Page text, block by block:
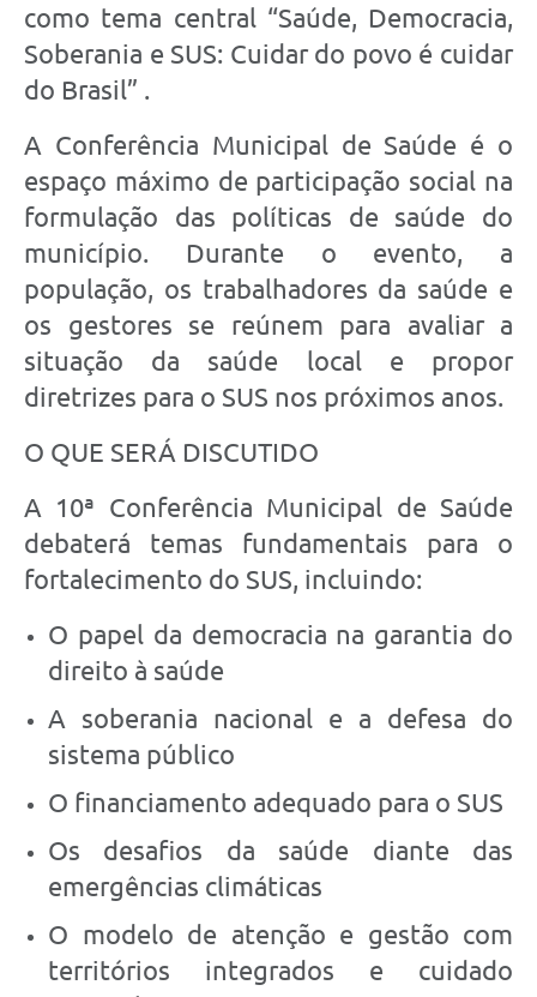
como tema central “Saúde, Democracia,
Soberania e SUS: Cuidar do povo é cuidar
do Brasil” .
A Conferência Municipal de Saúde é o
espaço máximo de participação social na
formulação das políticas de saúde do
município. Durante o evento, a
população, os trabalhadores da saúde e
os gestores se reúnem para avaliar a
situação da saúde local e propor
diretrizes para o SUS nos próximos anos.
O QUE SERÁ DISCUTIDO
A 10ª Conferência Municipal de Saúde
debaterá temas fundamentais para o
fortalecimento do SUS, incluindo:
O papel da democracia na garantia do
direito à saúde
A soberania nacional e a defesa do
sistema público
O financiamento adequado para o SUS
Os desafios da saúde diante das
emergências climáticas
O modelo de atenção e gestão com
territórios integrados e cuidado